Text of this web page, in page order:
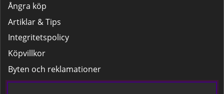
Ångra köp
Artiklar & Tips
Integritetspolicy
Köpvillkor
Byten och reklamationer
Leverans